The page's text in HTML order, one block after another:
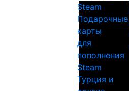
Steam
Подарочные
карты
для
пополнения
Steam
Турция и